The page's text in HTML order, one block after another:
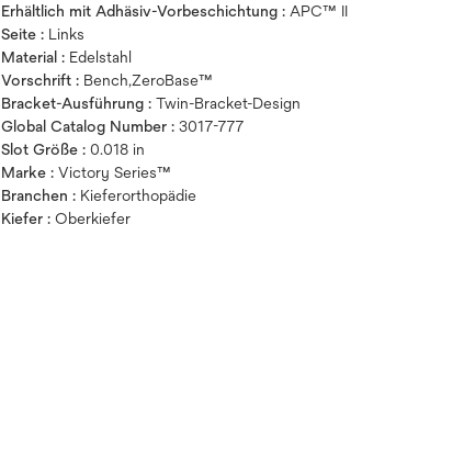
Zum Vergrößern mit der Maus über
Erhältlich mit Adhäsiv-Vorbeschichtung : APC™ II
Seite : Links
Material : Edelstahl
Vorschrift : Bench,ZeroBase™
Bracket-Ausführung :Twin-Bracket-Design
Global Catalog Number :3017-777
Slot Größe :0.018 in
Marke :Victory Series™
Branchen : Kieferorthopädie
Kiefer :Oberkiefer